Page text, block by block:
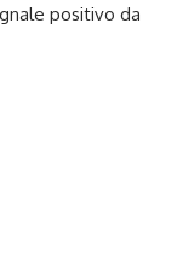
positivo da